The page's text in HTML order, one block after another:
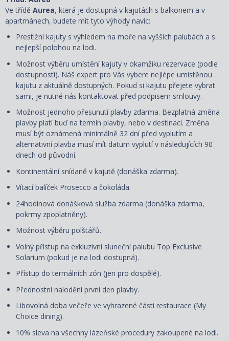
Ve třídě Aurea, která je dostupná v kajutách s balkonem a v
apartmánech, budete mít tyto výhody navíc:
Prestižní kajuty s výhledem na moře na vyšších palubách a s
nejlepší polohou na lodi.
Možnost výběru umístění kajuty v okamžiku rezervace (podle
dostupnosti). Náš expert pro Vás vybere nejlépe umístěnou
kajutu z aktuálně dostupných. Pokud si kajutu přejete vybrat
sami, je nutné nás kontaktovat před podpisem smlouvy.
Možnost jednoho přesunutí plavby zdarma. Bezplatná změna
plavby platí buď na termín plavby, nebo v destinaci. Změna
musí být oznámená minimálně 32 dní před vyplutím a
alternativní plavba musí mít datum vyplutí v následujících 90
dnech od původní.
Kontinentální snídaně v kajutě (donáška zdarma).
Vítací balíček Prosecco a čokoláda.
24hodinová donášková služba zdarma (donáška zdarma,
pokrmy zpoplatněny).
Možnost výběru polštářů.
Volný přístup na exkluzivní sluneční palubu Top Exclusive
Solarium (pokud je na lodi dostupná).
Přístup do termálních zón (jen pro dospělé).
Přednostní nalodění první den plavby.
Libovolná doba večeře ve vyhrazené části restaurace (My
Choice dining).
10% sleva na všechny lázeňské procedury zakoupené na lodi.